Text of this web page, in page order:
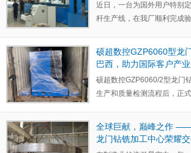
近日，‌一台为国外用户特别
杆生产线，在我厂顺利完成
硕超数控GZP6060型龙
巴西，‌助力国际客户产
硕超数控GZP6060/2型龙门
生产和质量检测流程后，‌正
全球巨献，‌巅峰之作
龙门钻铣加工中心荣耀